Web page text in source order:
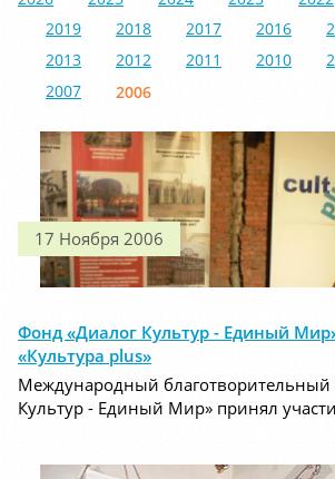
2019
2018 2017 2016
2013
2012 2011 2010
2007
2006
17 Ноября 2006
Фонд «Диалог Культур - Единый
«Культура plus»
Международный благотворительный
Культур - Единый Мир» принял